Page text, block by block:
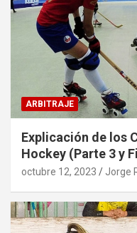
ARBITRAJE
Explicación de los
Hockey (Parte 3 y
octubre 12, 2023 Jorge